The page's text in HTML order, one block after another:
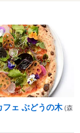
フェ ぶどうの木 (森